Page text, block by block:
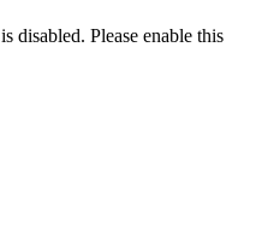
disabled. Please enable this